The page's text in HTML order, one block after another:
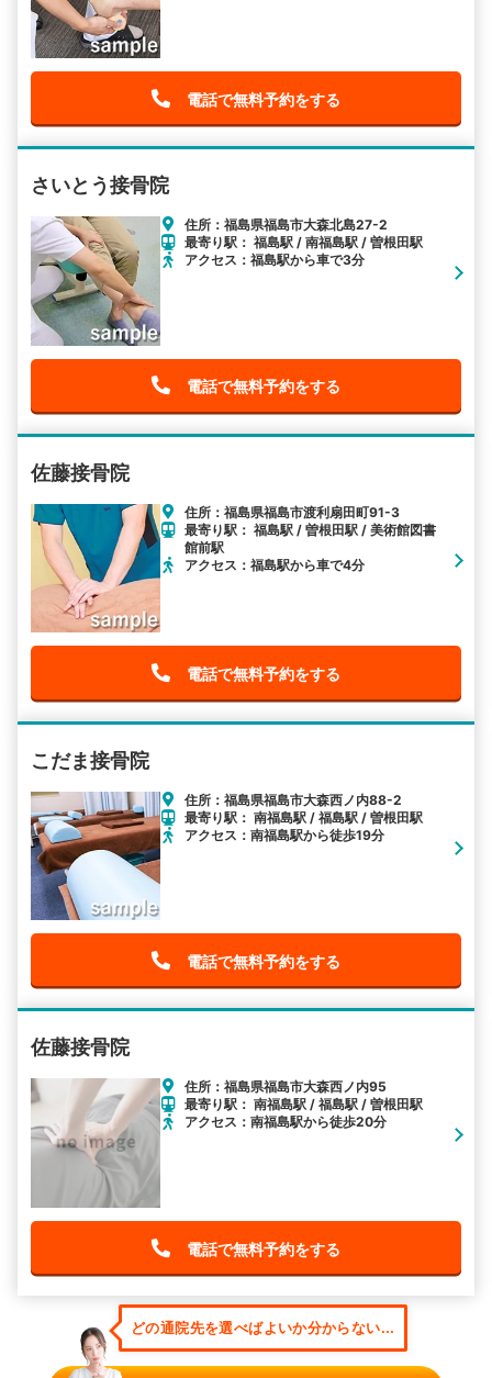
電話で無料予約をする
さいとう接骨院
住所：福島県福島市大森北島27-2
最寄り駅： 福島駅 / 南福島駅 / 曽根田駅
アクセス：福島駅から車で3分
電話で無料予約をする
佐藤接骨院
住所：福島県福島市渡利扇田町91-3
最寄り駅： 福島駅 / 曽根田駅 / 美術館図書
館前駅
アクセス：福島駅から車で4分
電話で無料予約をする
こだま接骨院
住所：福島県福島市大森西ノ内88-2
最寄り駅： 南福島駅 / 福島駅 / 曽根田駅
アクセス：南福島駅から徒歩19分
電話で無料予約をする
佐藤接骨院
住所：福島県福島市大森西ノ内95
最寄り駅： 南福島駅 / 福島駅 / 曽根田駅
アクセス：南福島駅から徒歩20分
電話で無料予約をする
どの通院先を選べばよいか分からない...